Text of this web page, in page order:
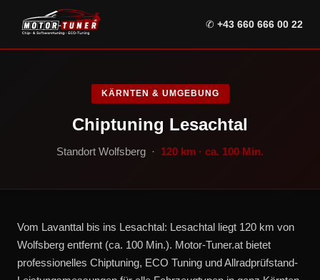
✆ +43 660 666 00 22
KÄRNTEN & UMGEBUNG
Chiptuning Lesachtal
Standort Wolfsberg · 120 km · ca. 100 Min.
Vom Lavanttal bis ins Lesachtal: Lesachtal liegt 120 km von
Wolfsberg entfernt (ca. 100 Min.). Motor-Tuner.at bietet
professionelles Chiptuning, ECO Tuning und Allradprüfstand-